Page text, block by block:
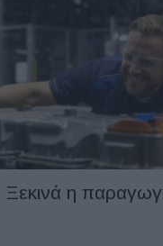
Ξεκινά η